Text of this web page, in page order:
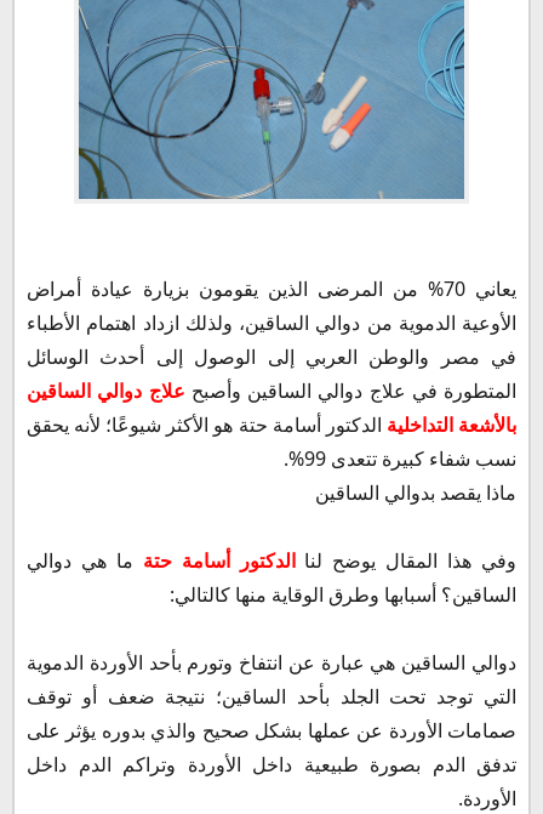
ماذا يعني علم الأشعة التداخلية؟
كيفية علاج دوالي الساقين بالأشعة التداخلية الدكتور أسامة حتة
مميزات علاج دوالي الساقين بالأشعة التداخلية
عيوب علاج دوالي الساقين بالأشعة التداخلية
أهم طرق الوقاية من دوالي الساقين
متى يجب زيارة الطبيب؟
يعاني 70% من المرضى الذين يقومون بزيارة عيادة أمراض
الأوعية الدموية من دوالي الساقين، ولذلك ازداد اهتمام الأطباء
في مصر والوطن العربي إلى الوصول إلى أحدث الوسائل
المتطورة في علاج دوالي الساقين وأصبح علاج دوالي الساقين
بالأشعة التداخلية الدكتور أسامة حتة هو الأكثر شيوعًا؛ لأنه يحقق
نسب شفاء كبيرة تتعدى 99%.
ماذا يقصد بدوالي الساقين
وفي هذا المقال يوضح لناالدكتور أسامة حتة ما هي دوالي
الساقين؟ أسبابها وطرق الوقاية منها كالتالي:
دوالي الساقين هي عبارة عن انتفاخ وتورم بأحد الأوردة الدموية
التي توجد تحت الجلد بأحد الساقين؛ نتيجة ضعف أو توقف
صمامات الأوردة عن عملها بشكل صحيح والذي بدوره يؤثر على
تدفق الدم بصورة طبيعية داخل الأوردة وتراكم الدم داخل
الأوردة.